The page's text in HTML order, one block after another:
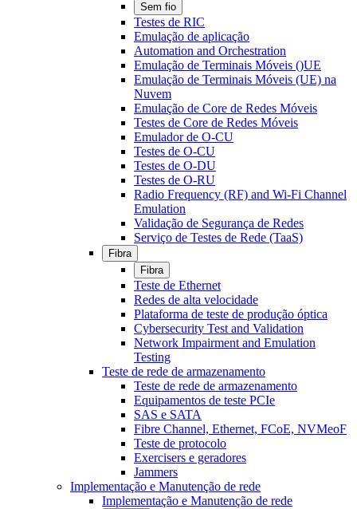
Sem fio
Testes de RIC
Emulação de aplicação
Automation and Orchestration
Emulação de Terminais Móveis ()UE
Emulação de Terminais Móveis (UE) na
Nuvem
Emulação de Core de Redes Móveis
Testes de Core de Redes Móveis
Emulador de O-CU
Testes de O-CU
Testes de O-DU
Testes de O-RU
Radio Frequency (RF) and Wi-Fi Channel
Emulation
Validação de Segurança de Redes
Serviço de Testes de Rede (TaaS)
Fibra
Fibra
Teste de Ethernet
Redes de alta velocidade
Plataforma de teste de produção óptica
Cybersecurity Test and Validation
Network Impairment and Emulation
Testing
Teste de rede de armazenamento
Teste de rede de armazenamento
Equipamentos de teste PCIe
SAS e SATA
Fibre Channel, Ethernet, FCoE, NVMeoF
Teste de protocolo
Exercisers e geradores
Jammers
Implementação e Manutenção de rede
Implementação e Manutenção de rede